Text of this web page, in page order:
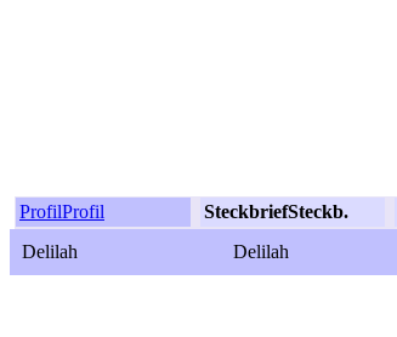
ProfilProfil SteckbriefSteckb.
Delilah
Delilah